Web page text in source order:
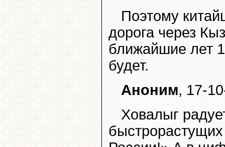
Поэтому
дорога через
ближайшие лет
будет.
Аноним, 17-
Ховалыг
быстрорастущих